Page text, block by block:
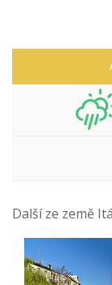
Další ze země